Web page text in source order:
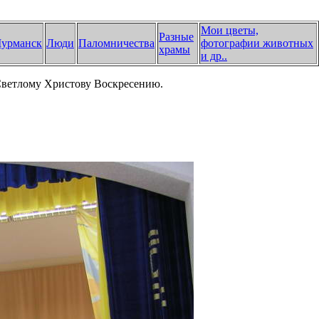
Люди Паломничества
Разные
храмы
Мои цветы,
фотографии животных
и др..
Христову Воскресению.